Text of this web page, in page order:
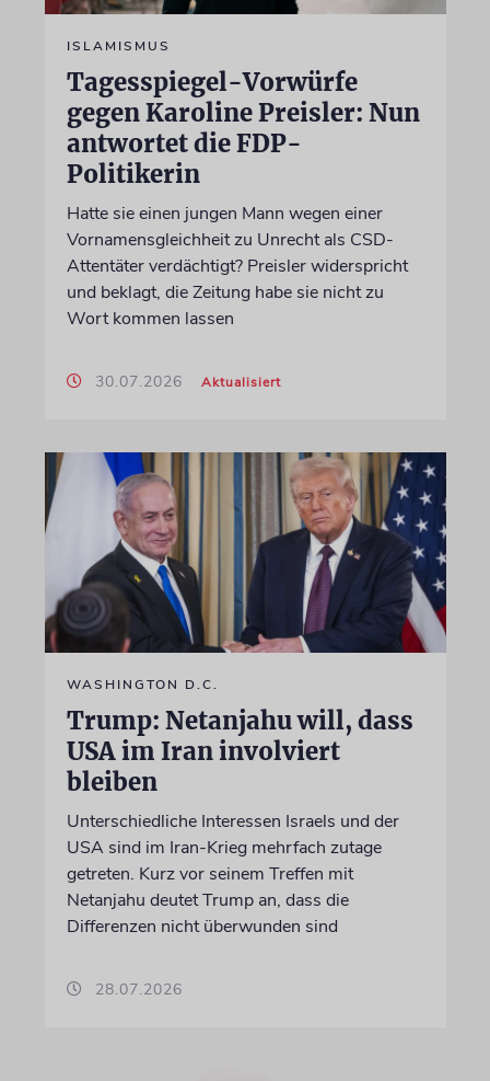
ISLAMISMUS
Tagesspiegel-Vorwürfe
gegen Karoline Preisler: Nun
antwortet die FDP-
Politikerin
Hatte sie einen jungen Mann wegen einer
Vornamensgleichheit zu Unrecht als CSD-
Attentäter verdächtigt? Preisler widerspricht
und beklagt, die Zeitung habe sie nicht zu
Wort kommen lassen
30.07.2026 Aktualisiert
WASHINGTON D.C.
Trump: Netanjahu will, dass
USA im Iran involviert
bleiben
Unterschiedliche Interessen Israels und der
USA sind im Iran-Krieg mehrfach zutage
getreten. Kurz vor seinem Treffen mit
Netanjahu deutet Trump an, dass die
Differenzen nicht überwunden sind
28.07.2026